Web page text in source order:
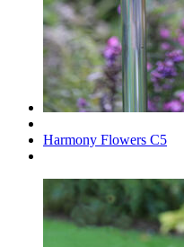
Harmony Flowers C5